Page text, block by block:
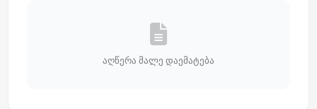
აღწერა მალე დაემატება